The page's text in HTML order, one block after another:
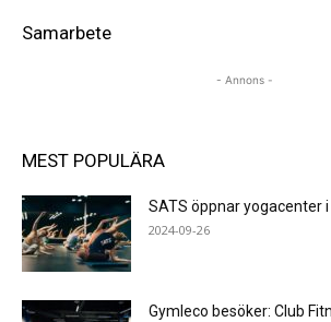
Samarbete
- Annons -
MEST POPULÄRA
SATS öppnar yogacenter
2024-09-26
Gymleco besöker: Club